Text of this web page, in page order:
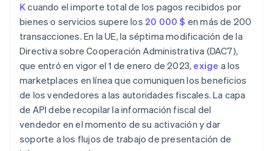
Kcuando el importe total de los pagos recibidos por
bienes o servicios supere los 20 000 $ en más de 200
transacciones. En la UE, la séptima modificación de la
Directiva sobre Cooperación Administrativa (DAC7),
que entró en vigor el 1 de enero de 2023, exige a los
marketplaces en línea que comuniquen los beneficios
de los vendedores a las autoridades fiscales. La capa
de API debe recopilar la información fiscal del
vendedor en el momento de su activación y dar
soporte a los flujos de trabajo de presentación de